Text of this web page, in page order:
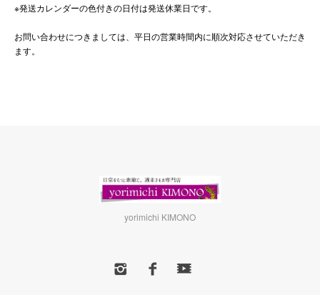
※発送カレンダーの色付きの日付は発送休業日です。
お問い合わせにつきましては、平日の営業時間内に順次対応させていただき
ます。
yorimichi KIMONO